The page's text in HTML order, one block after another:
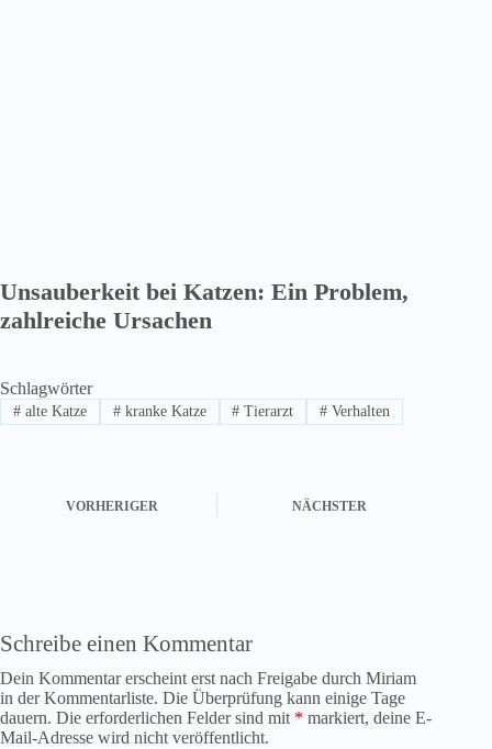
Unsauberkeit bei Katzen: Ein Problem,
zahlreiche Ursachen
Schlagwörter
#alte Katze #kranke Katze # Tierarzt # Verhalten
VORHERIGER NÄCHSTER
Schreibe einen Kommentar
Dein Kommentar erscheint erst nach Freigabe durch Miriam
in der Kommentarliste. Die Überprüfung kann einige Tage
dauern. Die erforderlichen Felder sind mit * markiert, deine E-
Mail-Adresse wird nicht veröffentlicht.